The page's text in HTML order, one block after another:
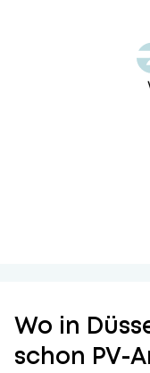
Wo in
schon PV-